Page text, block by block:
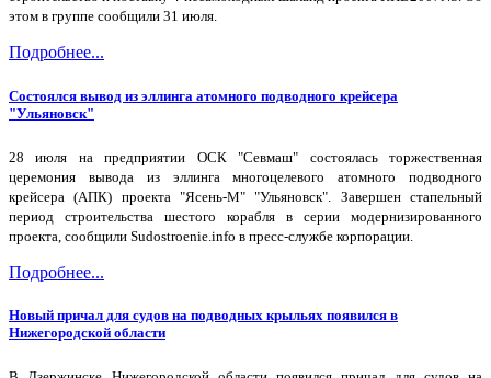
этом в группе сообщили 31 июля.
Подробнее...
Состоялся вывод из эллинга атомного подводного крейсера
"Ульяновск"
28 июля на предприятии ОСК "Севмаш" состоялась торжественная
церемония вывода из эллинга многоцелевого атомного подводного
крейсера (АПК) проекта "Ясень-М" "Ульяновск". Завершен стапельный
период строительства шестого корабля в серии модернизированного
проекта, сообщили Sudostroenie.info в пресс-службе корпорации.
Подробнее...
Новый причал для судов на подводных крыльях появился в
Нижегородской области